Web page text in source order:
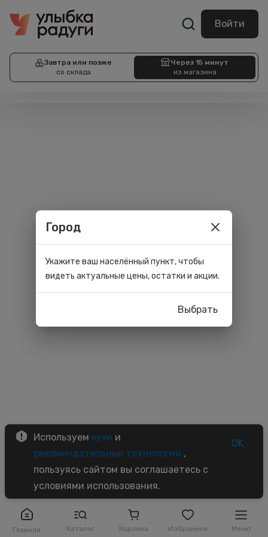
Войти
Завтра или позже
со склада
Через 15 минут
из магазина
Главная Каталог Корзина Избранное Меню
Используем куки и
рекомендательные технологии ,
пользуясь сайтом вы соглашаетесь с
условиями использования.
OK
Город
Укажите ваш населённый пункт, чтобы
видеть актуальные цены, остатки и акции.
Выбрать